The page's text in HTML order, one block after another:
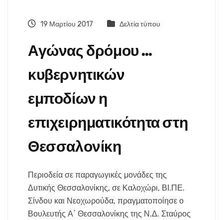
19 Μαρτίου 2017 Δελτία τύπου
Αγώνας δρόμου …
κυβερνητικών
εμποδίων η
επιχειρηματικότητα στη
Θεσσαλονίκη
Περιοδεία σε παραγωγικές μονάδες της
Δυτικής Θεσσαλονίκης, σε Καλοχώρι, ΒΙ.ΠΕ.
Σίνδου και Νεοχωρούδα, πραγματοποίησε ο
Βουλευτής Α΄ Θεσσαλονίκης της Ν.Δ. Σταύρος